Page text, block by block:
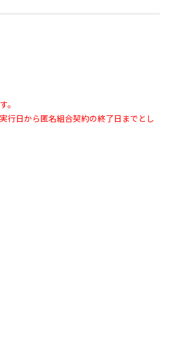
。
行日から匿名組合契約の終了日までとし